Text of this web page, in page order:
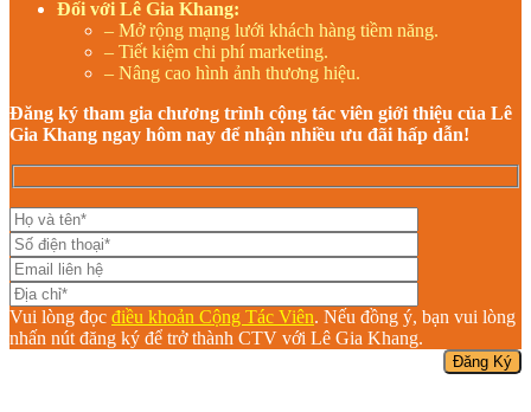
Đối với Lê Gia Khang:
– Mở rộng mạng lưới khách hàng tiềm năng.
– Tiết kiệm chi phí marketing.
– Nâng cao hình ảnh thương hiệu.
Đăng ký tham gia chương trình cộng tác viên giới thiệu của Lê
Gia Khang ngay hôm nay để nhận nhiều ưu đãi hấp dẫn!
Vui lòng đọc điều khoản Cộng Tác Viên. Nếu đồng ý, bạn vui lòng
nhấn nút đăng ký để trở thành CTV với Lê Gia Khang.